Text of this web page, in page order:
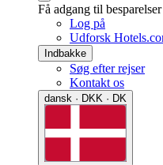
Få adgang til
Log på
Udforsk
Indbakke
Søg efter rejser
Kontakt os
dansk · DKK · DK